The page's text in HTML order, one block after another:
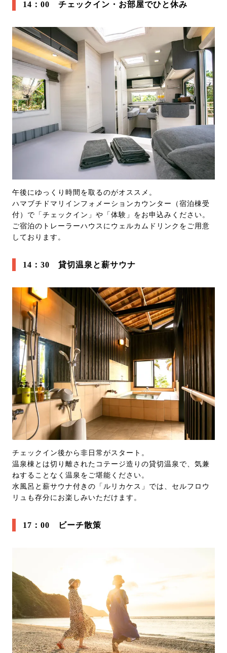
14：00 チェックイン・お部屋でひと休み
午後にゆっくり時間を取るのがオススメ。
ハマブチドマリインフォメーションカウンター（宿泊棟受
付）で「チェックイン」や「体験」をお申込みください。
ご宿泊のトレーラーハウスにウェルカムドリンクをご用意
しております。
14：30 貸切温泉と薪サウナ
チェックイン後から非日常がスタート。
温泉棟とは切り離されたコテージ造りの貸切温泉で、気兼
ねすることなく温泉をご堪能ください。
水風呂と薪サウナ付きの「ルリカケス」では、セルフロウ
リュも存分にお楽しみいただけます。
17：00 ビーチ散策